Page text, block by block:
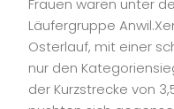
Läufergruppe
Osterlauf, mit einer
nur den
der Kurzstrecke von